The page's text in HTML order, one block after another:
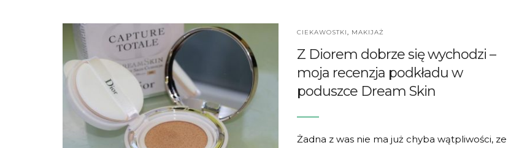
CIEKAWOSTKI, MAKIJAŻ
Z Diorem dobrze się wychodzi –
moja recenzja podkładu w
poduszce Dream Skin
Żadna z was nie ma już chyba wątpliwości, ze